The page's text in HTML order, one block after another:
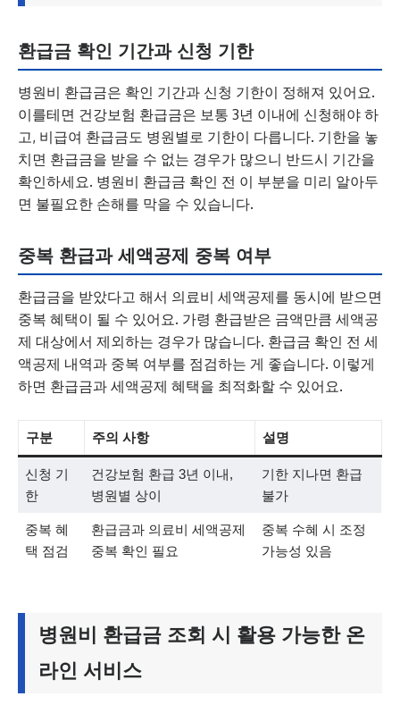
환급금 확인 기간과 신청 기한
병원비 환급금은 확인 기간과 신청 기한이 정해져 있어요.
이를테면 건강보험 환급금은 보통 3년 이내에 신청해야 하
고, 비급여 환급금도 병원별로 기한이 다릅니다. 기한을 놓
치면 환급금을 받을 수 없는 경우가 많으니 반드시 기간을
확인하세요. 병원비 환급금 확인 전 이 부분을 미리 알아두
면 불필요한 손해를 막을 수 있습니다.
중복 환급과 세액공제 중복 여부
환급금을 받았다고 해서 의료비 세액공제를 동시에 받으면
중복 혜택이 될 수 있어요. 가령 환급받은 금액만큼 세액공
제 대상에서 제외하는 경우가 많습니다. 환급금 확인 전 세
액공제 내역과 중복 여부를 점검하는 게 좋습니다. 이렇게
하면 환급금과 세액공제 혜택을 최적화할 수 있어요.
구분 주의 사항 설명
신청 기
한
건강보험 환급 3년 이내,
병원별 상이
기한 지나면 환급
불가
중복 혜
택 점검
환급금과 의료비 세액공제
중복 확인 필요
중복 수혜 시 조정
가능성 있음
병원비 환급금 조회 시 활용 가능한 온
라인 서비스